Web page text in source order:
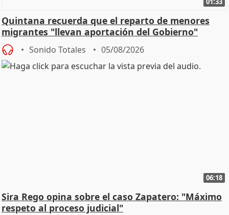
Quintana recuerda que el reparto de menores
migrantes "llevan aportación del Gobierno"
central
Sonido Totales 05/08/2026
06:18
Sira Rego opina sobre el caso Zapatero: "Máximo
respeto al proceso judicial"